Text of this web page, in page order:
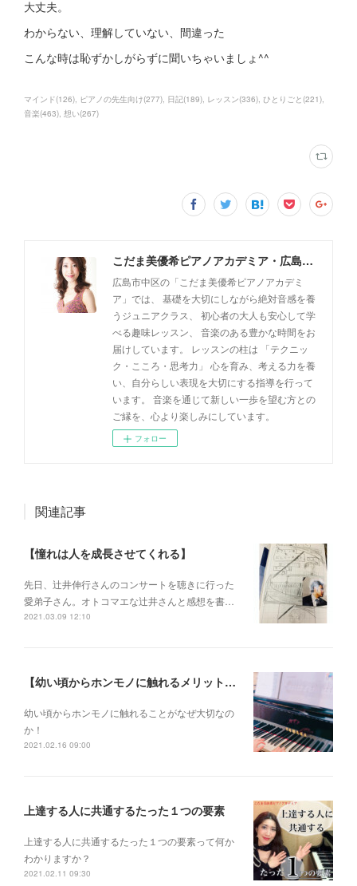
大丈夫。
わからない、理解していない、間違った
こんな時は恥ずかしがらずに聞いちゃいましょ^^
マインド(126) ピアノの先生向け(277) 日記(189) レッスン(336) ひとりごと (221)
音楽(463) 想い(267)
こだま美優希ピアノアカデミア・広島市中区
広島市中区の「こだま美優希ピアノアカデミ
ア」では、 基礎を大切にしながら絶対音感を養
うジュニアクラス、 初心者の大人も安心して学
べる趣味レッスン、 音楽のある豊かな時間をお
届けしています。 レッスンの柱は 「テクニッ
ク・こころ・思考力」 心を育み、考える力を養
い、自分らしい表現を大切にする指導を行って
います。 音楽を通じて新しい一歩を望む方との
ご縁を、心より楽しみにしています。
フォロー
関連記事
【憧れは人を成長させてくれる】
先日、辻井伸行さんのコンサートを 聴きに行った
愛弟子さん。 オトコマエな辻井さんと 感想を書…
2021.03.09 12:10
【幼い頃からホンモノに触れるメリットとは？】
幼い頃からホンモノに 触れることがなぜ大切なの
か！
2021.02.16 09:00
上達する人に共通するたった１つの要素
上達する人に共通するたった１つの要素って何か
わかりますか？
2021.02.11 09:30